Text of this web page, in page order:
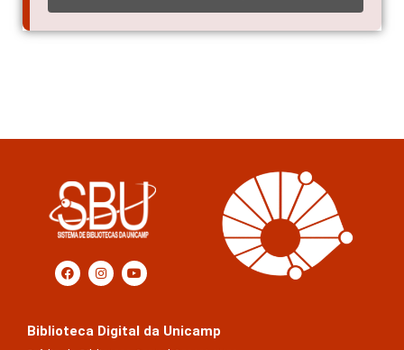
Biblioteca Digital da Unicamp